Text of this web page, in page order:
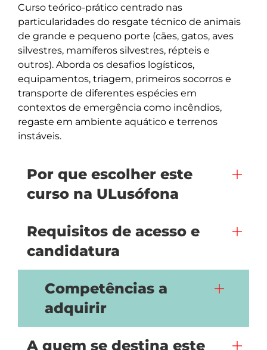
Curso teórico-prático centrado nas
particularidades do resgate técnico de animais
de grande e pequeno porte (cães, gatos, aves
silvestres, mamíferos silvestres, répteis e
outros). Aborda os desafios logísticos,
equipamentos, triagem, primeiros socorros e
transporte de diferentes espécies em
contextos de emergência como incêndios,
regaste em ambiente aquático e terrenos
instáveis.
Por que escolher este
curso na ULusófona
Requisitos de acesso e
candidatura
Competências a
adquirir
A quem se destina este